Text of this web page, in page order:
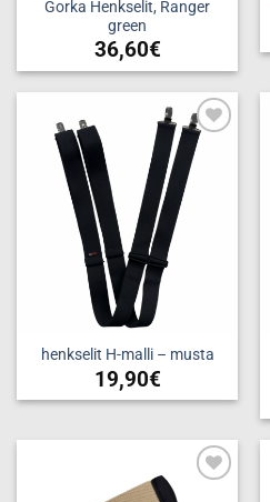
Gorka Henkselit, Ranger
green
36,60€
Add to
wishlist
henkselit H-malli – musta
19,90€
Tällä
muunnelma.